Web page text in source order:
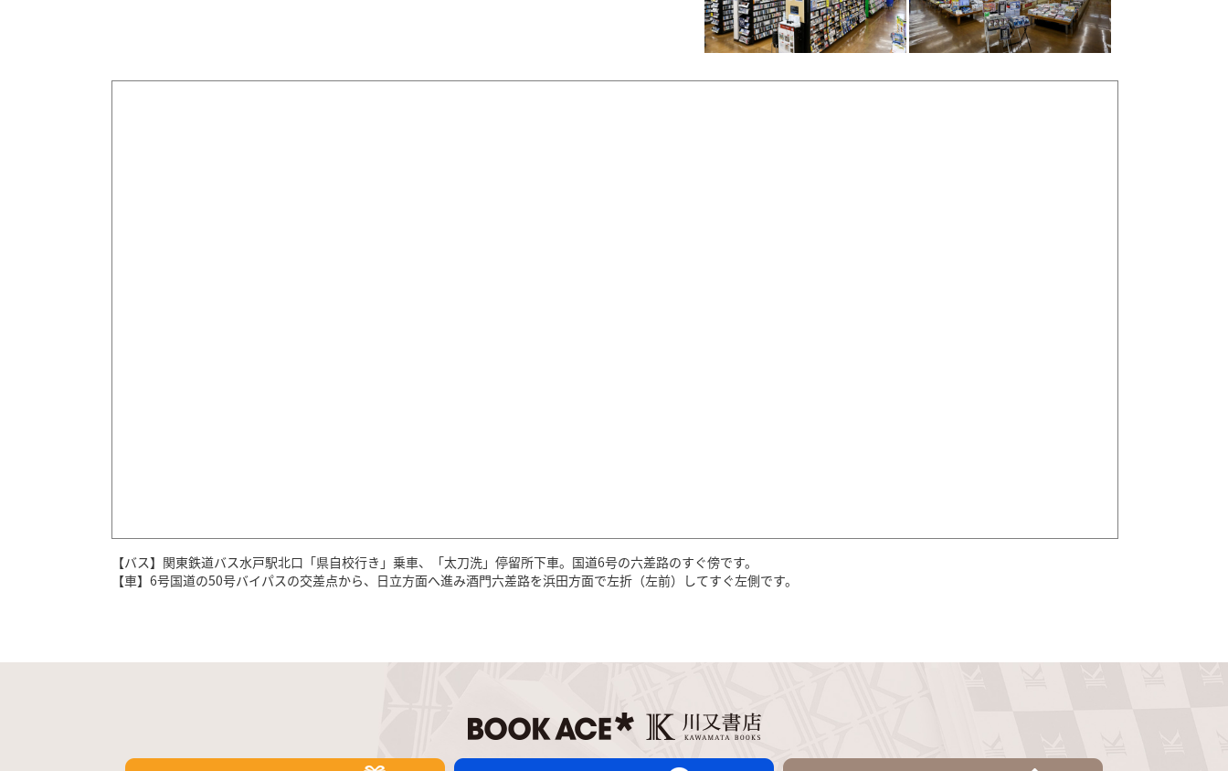
【バス】関東鉄道バス水戸駅北口「県自校行き」乗車、「太刀洗」停留所下車。国道6号の六差路のすぐ傍です。
【車】6号国道の50号バイパスの交差点から、日立方面へ進み酒門六差路を浜田方面で左折（左前）してすぐ左側です。